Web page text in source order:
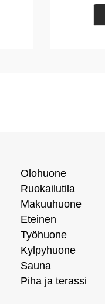
Olohuone
Ruokailutila
Makuuhuone
Eteinen
Työhuone
Kylpyhuone
Sauna
Piha ja terassi